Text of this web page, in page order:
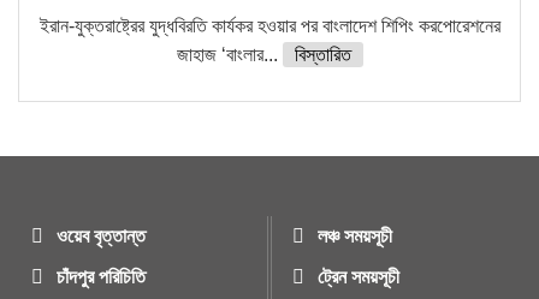
ইরান-যুক্তরাষ্ট্রের যুদ্ধবিরতি কার্যকর হওয়ার পর বাংলাদেশ শিপিং করপোরেশনের
জাহাজ ‘বাংলার...
বিস্তারিত
ওয়েব বৃত্তান্ত
চাঁদপুর পরিচিতি
লঞ্চ সময়সূচী
ট্রেন সময়সূচী